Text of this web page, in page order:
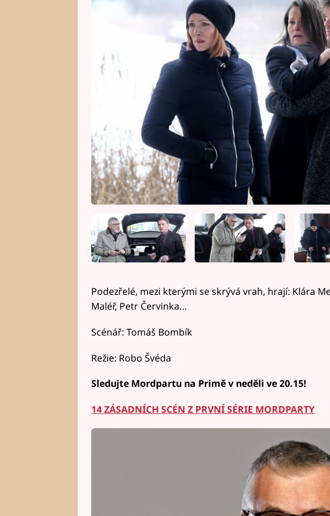
Podezřelé, mezi kterými se skrývá vrah, hrají: Klára
Maléř, Petr Červinka…
Scénář: Tomáš Bombík
Režie: Robo Švéda
Sledujte Mordpartu na Primě v neděli ve 20.15!
14 ZÁSADNÍCH SCÉN Z PRVNÍ SÉRIE MORDPARTY